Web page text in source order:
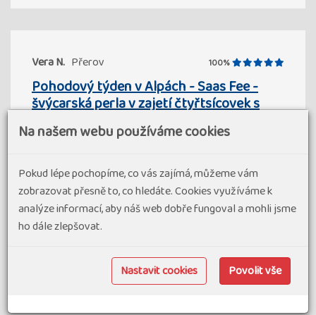
Vera N. Přerov 100%
Pohodový týden v Alpách - Saas Fee -
švýcarská perla v zajetí čtyřtsícovek s
kartou
K dispozici nejsou žádné komentáře tohoto hodnocení
Klientský servis Program zájezdu
Doprava Ubytování a stravování
22. 07 2025
Na našem webu používáme cookies
Pokud lépe pochopíme, co vás zajímá, můžeme vám
zobrazovat přesně to, co hledáte. Cookies využíváme k
analýze informací, aby náš web dobře fungoval a mohli jsme
ho dále zlepšovat.
Nastavit cookies Povolit vše